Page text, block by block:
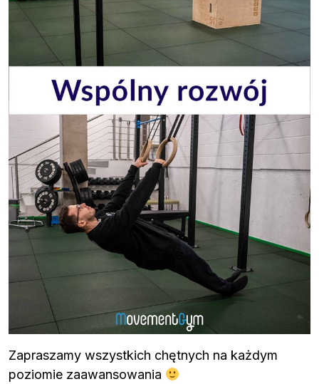
Zapraszamy wszystkich chętnych na każdym
poziomie zaawansowania